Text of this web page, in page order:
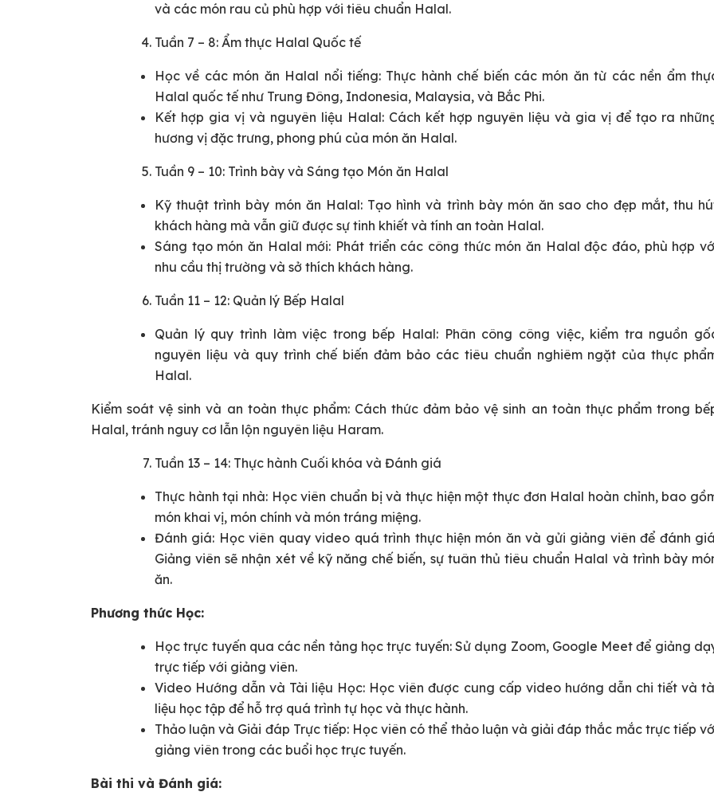
và các món rau củ phù hợp với tiêu chuẩn Halal.
Tuần 7 – 8: Ẩm thực Halal Quốc tế
Học về các món ăn Halal nổi tiếng: Thực hành chế biến các món ăn từ các nền ẩm
Halal quốc tế như Trung Đông, Indonesia, Malaysia, và Bắc Phi.
Kết hợp gia vị và nguyên liệu Halal: Cách kết hợp nguyên liệu và gia vị để tạo ra
hương vị đặc trưng, phong phú của món ăn Halal.
Tuần 9 – 10: Trình bày và Sáng tạo Món ăn Halal
Kỹ thuật trình bày món ăn Halal: Tạo hình và trình bày món ăn sao cho đẹp mắt, thu
khách hàng mà vẫn giữ được sự tinh khiết và tính an toàn Halal.
Sáng tạo món ăn Halal mới: Phát triển các công thức món ăn Halal độc đáo, phù hợp
nhu cầu thị trường và sở thích khách hàng.
Tuần 11 – 12: Quản lý Bếp Halal
Quản lý quy trình làm việc trong bếp Halal: Phân công công việc, kiểm tra nguồn
nguyên liệu và quy trình chế biến đảm bảo các tiêu chuẩn nghiêm ngặt của thực
Halal.
Kiểm soát vệ sinh và an toàn thực phẩm: Cách thức đảm bảo vệ sinh an toàn thực phẩm trong
Halal, tránh nguy cơ lẫn lộn nguyên liệu Haram.
Tuần 13 – 14: Thực hành Cuối khóa và Đánh giá
Thực hành tại nhà: Học viên chuẩn bị và thực hiện một thực đơn Halal hoàn chỉnh, bao
món khai vị, món chính và món tráng miệng.
Đánh giá: Học viên quay video quá trình thực hiện món ăn và gửi giảng viên để đánh
Giảng viên sẽ nhận xét về kỹ năng chế biến, sự tuân thủ tiêu chuẩn Halal và trình bày
ăn.
Phương thức Học:
Học trực tuyến qua các nền tảng học trực tuyến: Sử dụng Zoom, Google Meet để giảng
trực tiếp với giảng viên.
Video Hướng dẫn và Tài liệu Học: Học viên được cung cấp video hướng dẫn chi tiết và
liệu học tập để hỗ trợ quá trình tự học và thực hành.
Thảo luận và Giải đáp Trực tiếp: Học viên có thể thảo luận và giải đáp thắc mắc trực tiếp
giảng viên trong các buổi học trực tuyến.
Bài thi và Đánh giá: